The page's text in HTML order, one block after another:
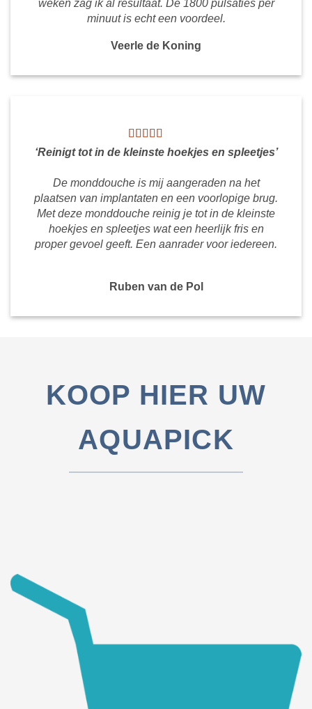
weken zag ik al resultaat. De 1800 pulsaties per
minuut is echt een voordeel.
Veerle de Koning
‘Reinigt tot in de kleinste hoekjes en spleetjes’
De monddouche is mij aangeraden na het
plaatsen van implantaten en een voorlopige brug.
Met deze monddouche reinig je tot in de kleinste
hoekjes en spleetjes wat een heerlijk fris en
proper gevoel geeft. Een aanrader voor iedereen.
Ruben van de Pol
KOOP HIER UW
AQUAPICK